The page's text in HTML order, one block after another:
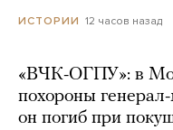
ИСТОРИИ 12 часов назад
«ВЧК-ОГПУ»: в
похороны
он погиб при